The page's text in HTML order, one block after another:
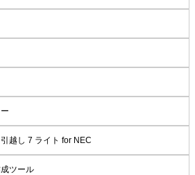
越し 7 ライト for NEC
ツール